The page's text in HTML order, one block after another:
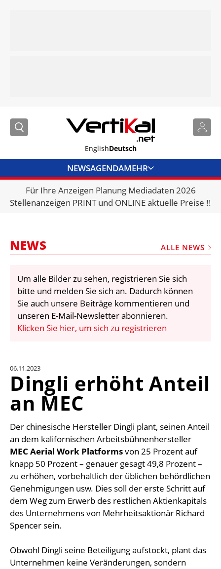
EnglishDeutsch
NEWSAGENDAMEHR
BRANCHENLINKS
VERMIETER
VIDEOS
BIBLIOTHEK
KRAN & BÜHNE
EINHEITENKONVERTER
KONTAKT
Für Ihre Anzeigen Planung Mediadaten 2026
Stellenanzeigen PRINT und ONLINE aktuelle Preise !!
NEWS ALLE NEWS
Um alle Bilder zu sehen, registrieren Sie sich
bitte und melden Sie sich an. Dadurch können
Sie auch unsere Beiträge kommentieren und
unseren E-Mail-Newsletter abonnieren.
Klicken Sie hier, um sich zu registrieren
06.11.2023
Dingli erhöht Anteil
an MEC
Der chinesische Hersteller Dingli plant, seinen Anteil
an dem kalifornischen Arbeitsbühnenhersteller
MEC Aerial Work Platformsvon 25 Prozent auf
knapp 50 Prozent – genauer gesagt 49,8 Prozent –
zu erhöhen, vorbehaltlich der üblichen behördlichen
Genehmigungen usw. Dies soll der erste Schritt auf
dem Weg zum Erwerb des restlichen Aktienkapitals
des Unternehmens von Mehrheitsaktionär Richard
Spencer sein.
Obwohl Dingli seine Beteiligung aufstockt, plant das
Unternehmen keine Veränderungen, sondern